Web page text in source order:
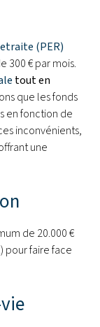
(PER)
300 € par mois.
tout en
que les fonds
en fonction de
inconvénients,
une
de 20.000 €
pour faire face